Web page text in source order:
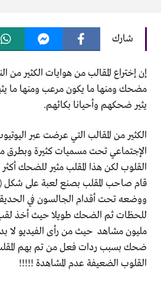
شارك
إن إختراع المقالب من هوايات الكثير من
مضحك ومنها ما يكون مرعب ومنها ما
يثير ضحكهم وأحيانا بكائهم.
الكثير من المقالب التي عرضت عبر
الإجتماعي تحت مسميات كثيرة وبطرق
القلوب لكن هذا المقلب مثير للضحك
قام صاحب المقلب بصنع لعبة على شكل
ووضعه تحت أقدام الجالسون في
للحظات ثم الضحك طويلا حيث أخذ
مليون مشاهد حيث من رأى الفيديو لا
ضحك بسبب ردات فعل من تم بهم
القلوب الضعيفة عدم المشاهدة !!!!!